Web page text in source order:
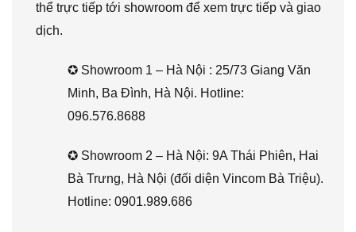
thể trực tiếp tới showroom để xem trực tiếp và giao
dịch.
✪ Showroom 1 – Hà Nội : 25/73 Giang Văn
Minh, Ba Đình, Hà Nội. Hotline:
096.576.8688
✪ Showroom 2 – Hà Nội: 9A Thái Phiên, Hai
Bà Trưng, Hà Nội (đối diện Vincom Bà Triệu).
Hotline: 0901.989.686